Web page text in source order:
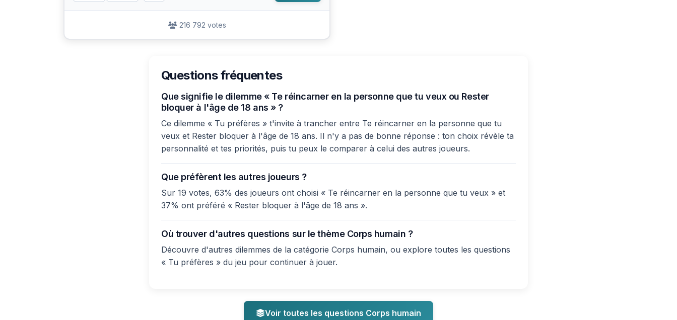
216 792 votes
Questions fréquentes
Que signifie le dilemme « Te réincarner en la personne que tu veux ou Rester
bloquer à l'âge de 18 ans » ?
Ce dilemme « Tu préfères » t'invite à trancher entre Te réincarner en la personne que tu
veux et Rester bloquer à l'âge de 18 ans. Il n'y a pas de bonne réponse : ton choix révèle ta
personnalité et tes priorités, puis tu peux le comparer à celui des autres joueurs.
Que préfèrent les autres joueurs ?
Sur 19 votes, 63% des joueurs ont choisi « Te réincarner en la personne que tu veux » et
37% ont préféré « Rester bloquer à l'âge de 18 ans ».
Où trouver d'autres questions sur le thème Corps humain ?
Découvre d'autres dilemmes de la catégorie Corps humain, ou explore toutes les questions
« Tu préfères » du jeu pour continuer à jouer.
Voir toutes les questions Corps humain